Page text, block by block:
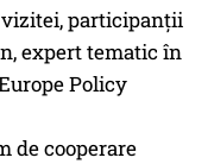
participanții
expert tematic în
Policy
de cooperare